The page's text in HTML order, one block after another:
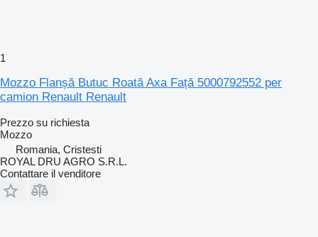
1
Mozzo Flanșă Butuc Roată Axa Față 5000792552 per
camion Renault Renault
Prezzo su richiesta
Mozzo
Romania, Cristesti
ROYAL DRU AGRO S.R.L.
Contattare il venditore